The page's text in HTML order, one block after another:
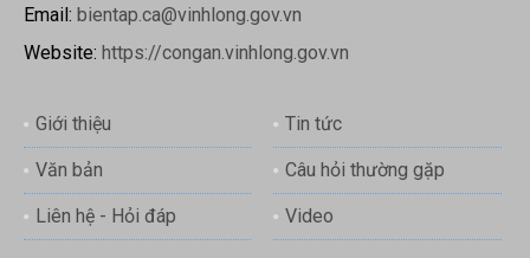
Email: bientap.ca@vinhlong.gov.vn
Website: https://congan.vinhlong.gov.vn
Giới thiệu Tin tức
Văn bản Câu hỏi thường gặp
Liên hệ - Hỏi đáp Video